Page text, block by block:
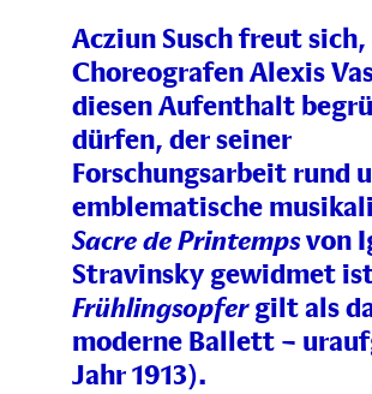
Acziun Susch freut sich,
Choreografen Alexis
diesen Aufenthalt
dürfen, der seiner
Forschungsarbeit rund
emblematische
Sacre de Printempsvon
Stravinsky gewidmet
Frühlingsopfergilt als
moderne Ballett –
Jahr 1913).